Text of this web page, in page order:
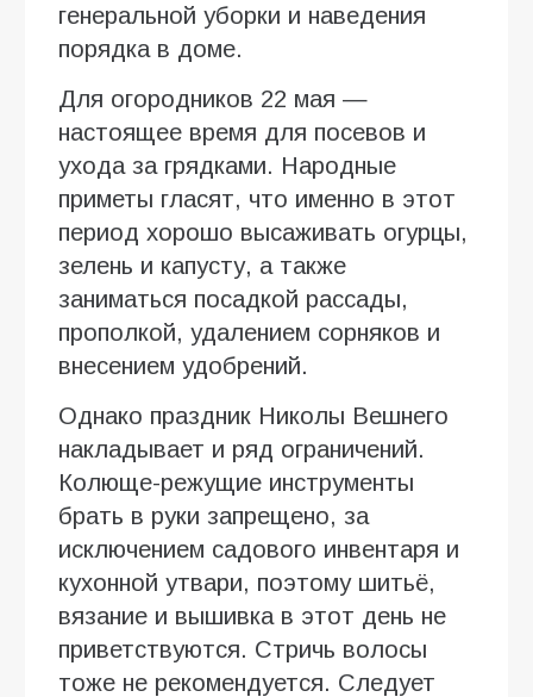
генеральной уборки и наведения
порядка в доме.
Для огородников 22 мая —
настоящее время для посевов и
ухода за грядками. Народные
приметы гласят, что именно в этот
период хорошо высаживать огурцы,
зелень и капусту, а также
заниматься посадкой рассады,
прополкой, удалением сорняков и
внесением удобрений.
Однако праздник Николы Вешнего
накладывает и ряд ограничений.
Колюще-режущие инструменты
брать в руки запрещено, за
исключением садового инвентаря и
кухонной утвари, поэтому шитьё,
вязание и вышивка в этот день не
приветствуются. Стричь волосы
тоже не рекомендуется. Следует